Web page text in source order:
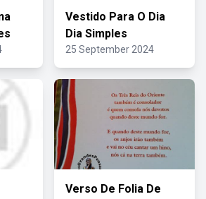
Vestido Para O Dia
Dia Simples
25 September 2024
Verso De Folia De